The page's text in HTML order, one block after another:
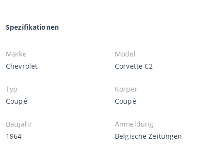
Spezifikationen
Marke
Chevrolet
Model
Corvette C2
Typ
Coupé
Körper
Coupé
Baujahr
1964
Anmeldung
Belgische Zeitungen